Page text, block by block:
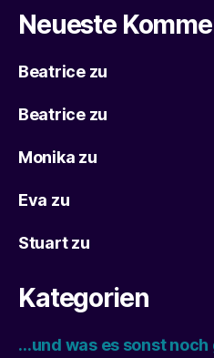
Neueste
Beatricezu
Beatricezu
Monika zu
Eva zu
Stuartzu
Kategorien
…und was es sonst noch